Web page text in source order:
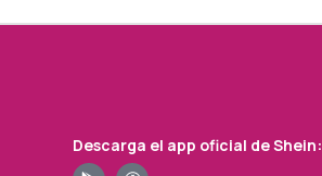
Descarga el app oficial de Shein: